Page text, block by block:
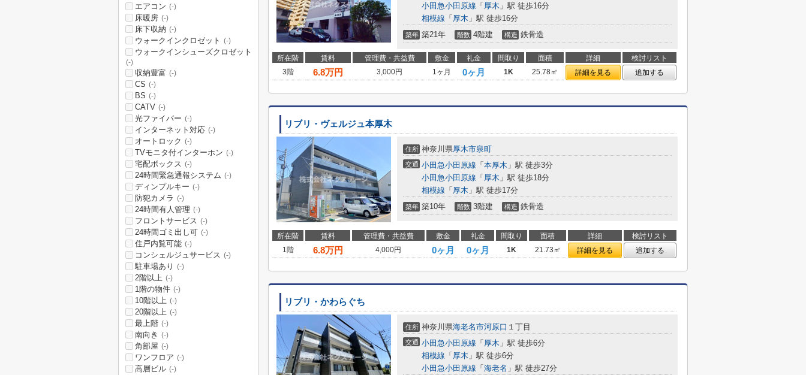
小田急小田原線 「 厚木 」駅 徒歩16分
相模線 「 厚木 」駅 徒歩16分
築年 築21年 階数 4階建 構造 鉄骨造
所在階 賃料 管理費・共益費 敷金 礼金 間取り 面積 詳細
検討リスト
3階
6.8万円 3,000円 1ヶ月 0ヶ月 1K 25.78㎡ 詳細を見る 追加する
リブリ・ヴェルジュ本厚木
住所 神奈川県厚木市泉町
交通 小田急小田原線 「 本厚木 」駅 徒歩3分
小田急小田原線 「 厚木 」駅 徒歩18分
相模線 「 厚木 」駅 徒歩17分
築年 築10年 階数 3階建 構造 鉄骨造
所在階 賃料 管理費・共益費 敷金 礼金 間取り 面積 詳細
検討リスト
1階
6.8万円 4,000円 0ヶ月 0ヶ月 1K 21.73㎡ 詳細を見る 追加する
リブリ・かわらぐち
住所 神奈川県海老名市河原口 １丁目
交通 小田急小田原線 「 厚木 」駅 徒歩6分
相模線 「 厚木 」駅 徒歩6分
小田急小田原線 「 海老名 」駅 徒歩27分
エアコン (-)
床暖房 (-)
床下収納 (-)
ウォークインクロゼット (-)
ウォークインシューズクロゼット
(-)
収納豊富 (-)
CS (-)
BS (-)
CATV (-)
光ファイバー (-)
インターネット対応 (-)
オートロック (-)
TVモニタ付インターホン (-)
宅配ボックス (-)
24時間緊急通報システム (-)
ディンプルキー (-)
防犯カメラ (-)
24時間有人管理 (-)
フロントサービス (-)
24時間ゴミ出し可 (-)
住戸内覧可能 (-)
コンシェルジュサービス (-)
駐車場あり (-)
2階以上 (-)
1階の物件 (-)
10階以上 (-)
20階以上 (-)
最上階 (-)
南向き (-)
角部屋 (-)
ワンフロア (-)
高層ビル (-)